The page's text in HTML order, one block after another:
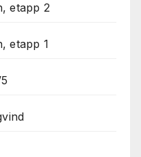
etapp 2
etapp 1